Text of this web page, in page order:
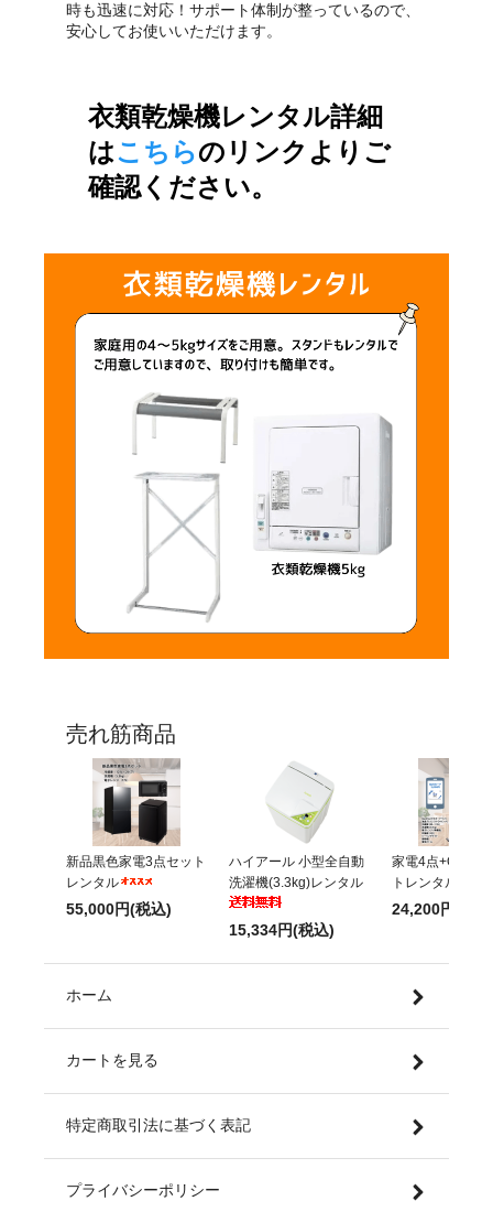
時も迅速に対応！サポート体制が整っているので、
安心してお使いいただけます。
衣類乾燥機レンタル詳細
はこちらのリンクよりご
確認ください。
売れ筋商品
新品黒色家電3点セット
レンタル
55,000円(税込)
ハイアール 小型全自動
洗濯機(3.3kg)レンタル
15,334円(税込)
家電4点
トレンタル
24,200円(税
ホーム
カートを見る
特定商取引法に基づく表記
プライバシーポリシー